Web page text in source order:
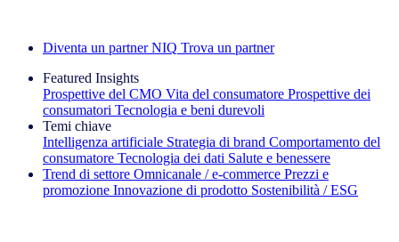
Diventa un partner NIQ Trova un partner
Featured Insights
Prospettive del CMO Vita del consumatore Prospettive dei
consumatori Tecnologia e beni durevoli
Temi chiave
Intelligenza artificiale Strategia di brand Comportamento del
consumatore Tecnologia dei dati Salute e benessere
Trend di settore Omnicanale / e‑commerce Prezzi e
promozione Innovazione di prodotto Sostenibilità / ESG